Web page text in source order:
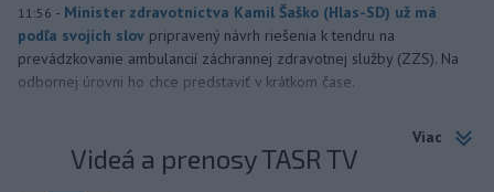
11:56 - Minister zdravotníctva Kamil Šaško (Hlas-SD) už má
podľa svojich slov pripravený návrh riešenia k tendru na
prevádzkovanie ambulancií záchrannej zdravotnej služby (ZZS). Na
odbornej úrovni ho chce predstaviť v krátkom čase.
Viac
Videá a prenosy TASR TV